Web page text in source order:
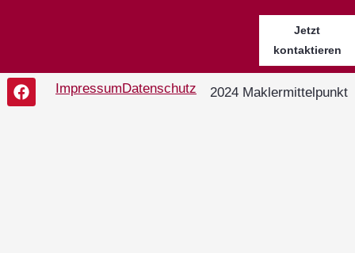
Jetzt
kontaktieren
ImpressumDatenschutz 2024 Maklermittelpunkt